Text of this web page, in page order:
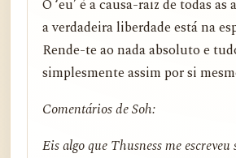
O ‘eu’ é a causa-raiz de todas
a verdadeira liberdade está na
Rende-te ao nada absoluto e
simplesmente assim por si
Comentários de Soh:
Eis algo que Thusness me escreveu